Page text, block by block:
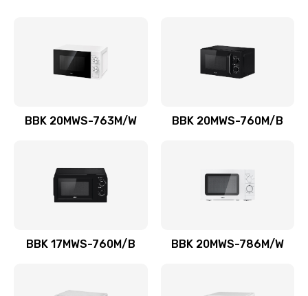
BBK 20MWS-763M/W BBK 20MWS-760M/B
BBK 17MWS-760M/B BBK 20MWS-786M/W